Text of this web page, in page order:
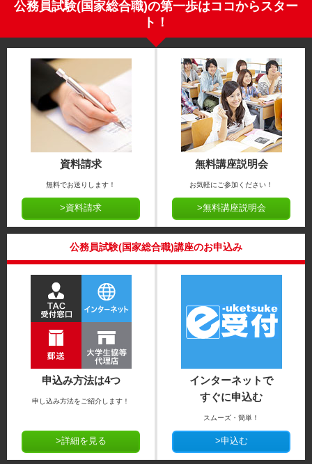
公務員試験(国家総合職)の第一歩はココからスター
ト！
資料請求
無料でお送りします！
>資料請求
無料講座説明会
お気軽にご参加ください！
>無料講座説明会
公務員試験(国家総合職)講座のお申込み
申込み方法は4つ
申し込み方法をご紹介します！
>詳細を見る
インターネットで
すぐに申込む
スムーズ・簡単！
>申込む